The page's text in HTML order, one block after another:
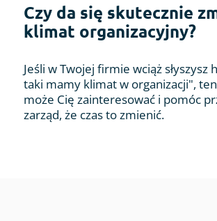
Czy da się skutecznie
klimat organizacyjny?
Jeśli w Twojej firmie wciąż słyszysz
taki mamy klimat w organizacji",
może Cię zainteresować i pomóc
zarząd, że czas to zmienić.